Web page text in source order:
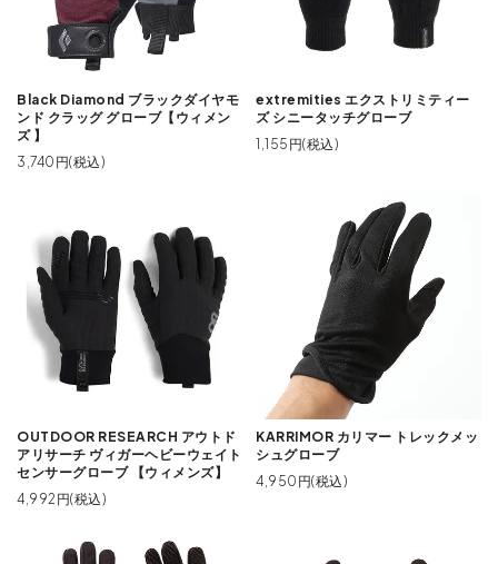
Black Diamond ブラックダイヤモ
ンド クラッグ グローブ【ウィメン
ズ 】
3,740円(税込)
extremities エクストリミティー
ズ シニータッチグローブ
1,155円(税込)
OUTDOOR RESEARCH アウトド
アリサーチ ヴィガーヘビーウェイト
センサーグローブ 【ウィメンズ】
4,992円(税込)
KARRIMOR カリマー トレックメッ
シュグローブ
4,950円(税込)